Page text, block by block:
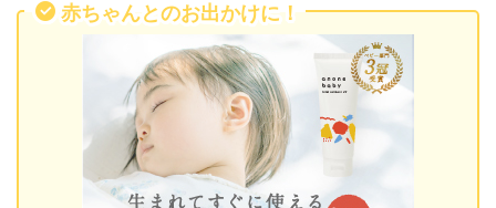
赤ちゃんとのお出かけに！